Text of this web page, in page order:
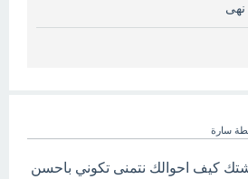
سارة
كيف احوالك نتمنى تكوني باحسن